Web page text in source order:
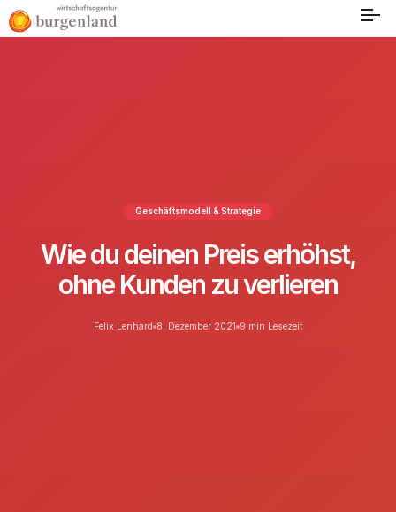
Geschäftsmodell & Strategie
Wie du deinen Preis erhöhst,
ohne Kunden zu verlieren
Felix Lenhard 8. Dezember 2021 9 min Lesezeit